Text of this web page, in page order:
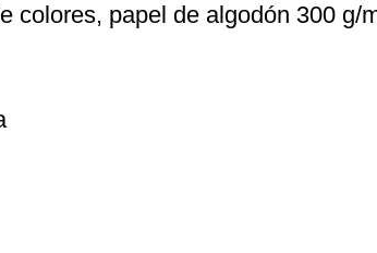
colores, papel de algodón 300 g/